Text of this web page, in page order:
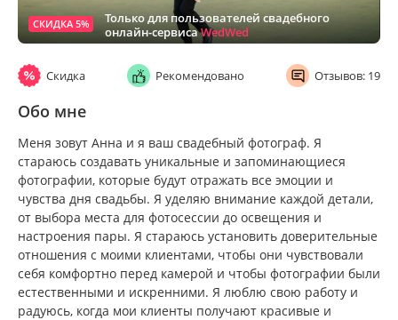
СКИДКА 5%
Только для пользователей свадебного
онлайн-сервисаWedWed
Скидка Рекомендовано Отзывов: 19
Обо мне
Меня зовут Анна и я ваш свадебный фотограф. Я
стараюсь создавать уникальные и запоминающиеся
фотографии, которые будут отражать все эмоции и
чувства дня свадьбы. Я уделяю внимание каждой детали,
от выбора места для фотосессии до освещения и
настроения пары. Я стараюсь установить доверительные
отношения с моими клиентами, чтобы они чувствовали
себя комфортно перед камерой и чтобы фотографии были
естественными и искренними. Я люблю свою работу и
радуюсь, когда мои клиенты получают красивые и